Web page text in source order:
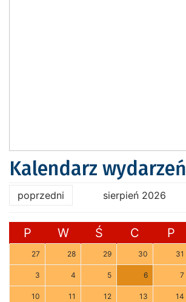
Kalendarz wydarzeń
poprzedni sierpień 2026
P W Ś C P
27 28 29 30 31
3 4 5 6 7
10 11 12 13 14